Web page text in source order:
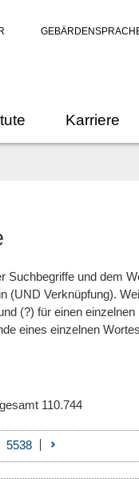
Karriere
Suchbegriffe und dem
(UND Verknüpfung).
(?) für einen
eines einzelnen
110.744
5538